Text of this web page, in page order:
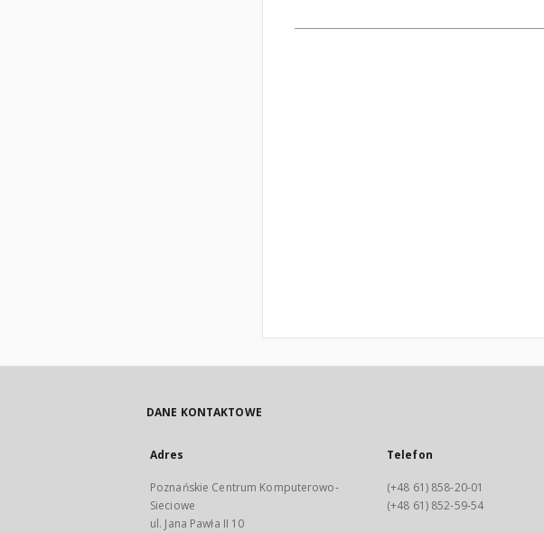
DANE KONTAKTOWE
Adres
Poznańskie Centrum Komputerowo-
Sieciowe
ul. Jana Pawła II 10
Telefon
(+48 61) 858-20-01
(+48 61) 852-59-54